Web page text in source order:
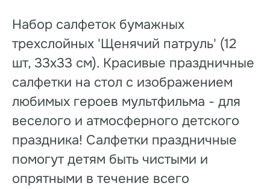
Набор салфеток бумажных
трехслойных 'Щенячий патруль' (12
шт, 33х33 см). Красивые праздничные
салфетки на стол с изображением
любимых героев мультфильма - для
веселого и атмосферного детского
праздника! Салфетки праздничные
помогут детям быть чистыми и
опрятными в течение всего